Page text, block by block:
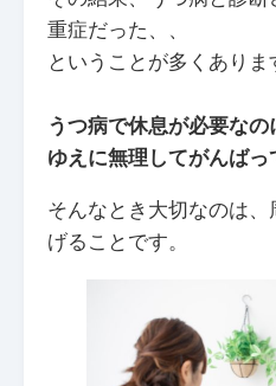
重症だった、、
ということが多くありま
うつ病で休息が必要な
ゆえに無理してがんばっ
そんなとき大切なのは
げることです。